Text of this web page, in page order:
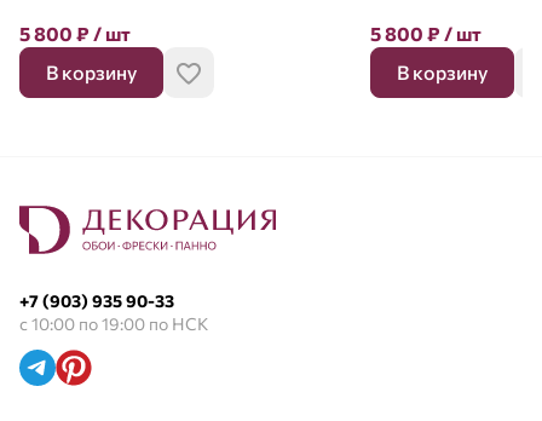
5 800 ₽ / шт
В корзину
5 800 ₽ / шт
В корзину
+7 (903) 935 90-33
с 10:00 по 19:00 по НСК